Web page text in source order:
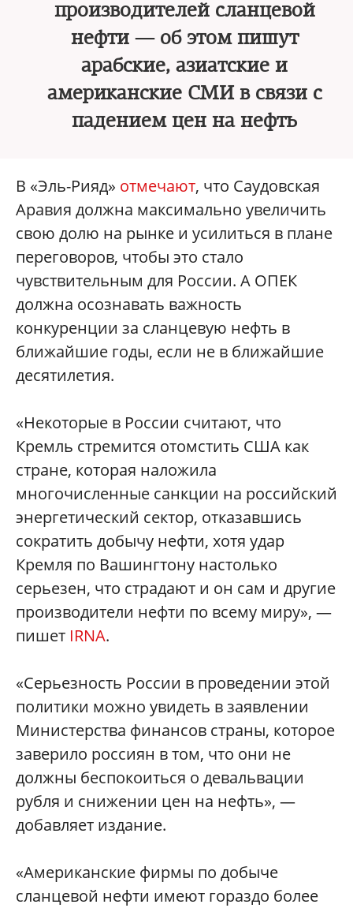
производителей сланцевой
нефти — об этом пишут
арабские, азиатские и
американские СМИ в связи с
падением цен на нефть
В «Эль-Рияд» отмечают, что Саудовская
Аравия должна максимально увеличить
свою долю на рынке и усилиться в плане
переговоров, чтобы это стало
чувствительным для России. А ОПЕК
должна осознавать важность
конкуренции за сланцевую нефть в
ближайшие годы, если не в ближайшие
десятилетия.
«Некоторые в России считают, что
Кремль стремится отомстить США как
стране, которая наложила
многочисленные санкции на российский
энергетический сектор, отказавшись
сократить добычу нефти, хотя удар
Кремля по Вашингтону настолько
серьезен, что страдают и он сам и другие
производители нефти по всему миру», —
пишет IRNA.
«Серьезность России в проведении этой
политики можно увидеть в заявлении
Министерства финансов страны, которое
заверило россиян в том, что они не
должны беспокоиться о девальвации
рубля и снижении цен на нефть», —
добавляет издание.
«Американские фирмы по добыче
сланцевой нефти имеют гораздо более